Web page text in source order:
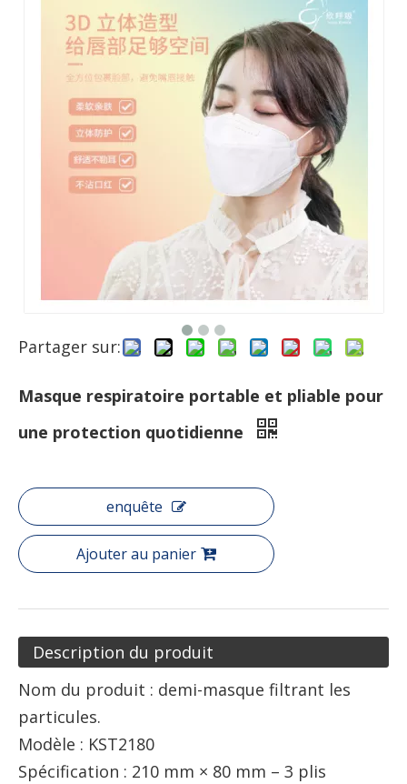
Partager sur:
Masque respiratoire portable et pliable pour
une protection quotidienne
enquête
Ajouter au panier
Description du produit
Nom du produit : demi-masque filtrant les
particules.
Modèle : KST2180
Spécification : 210 mm × 80 mm – 3 plis